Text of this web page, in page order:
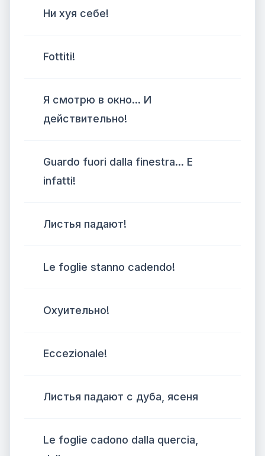
Ни хуя себе!
Fottiti!
Я смотрю в окно... И
действительно!
Guardo fuori dalla finestra... E
infatti!
Листья падают!
Le foglie stanno cadendo!
Охуительно!
Eccezionale!
Листья падают с дуба, ясеня
Le foglie cadono dalla quercia,